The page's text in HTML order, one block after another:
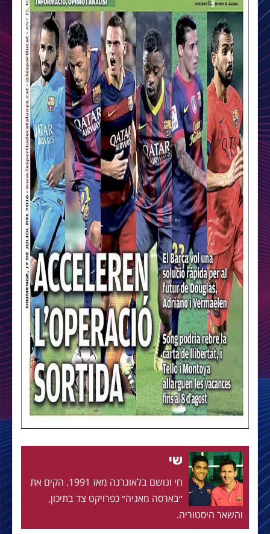
שי
חי ונושם בלאוגרנה מאז 1991. הקים את
״בארסה מאניה״ כפרויקט צד בתיכון,
והשאר היסטוריה.